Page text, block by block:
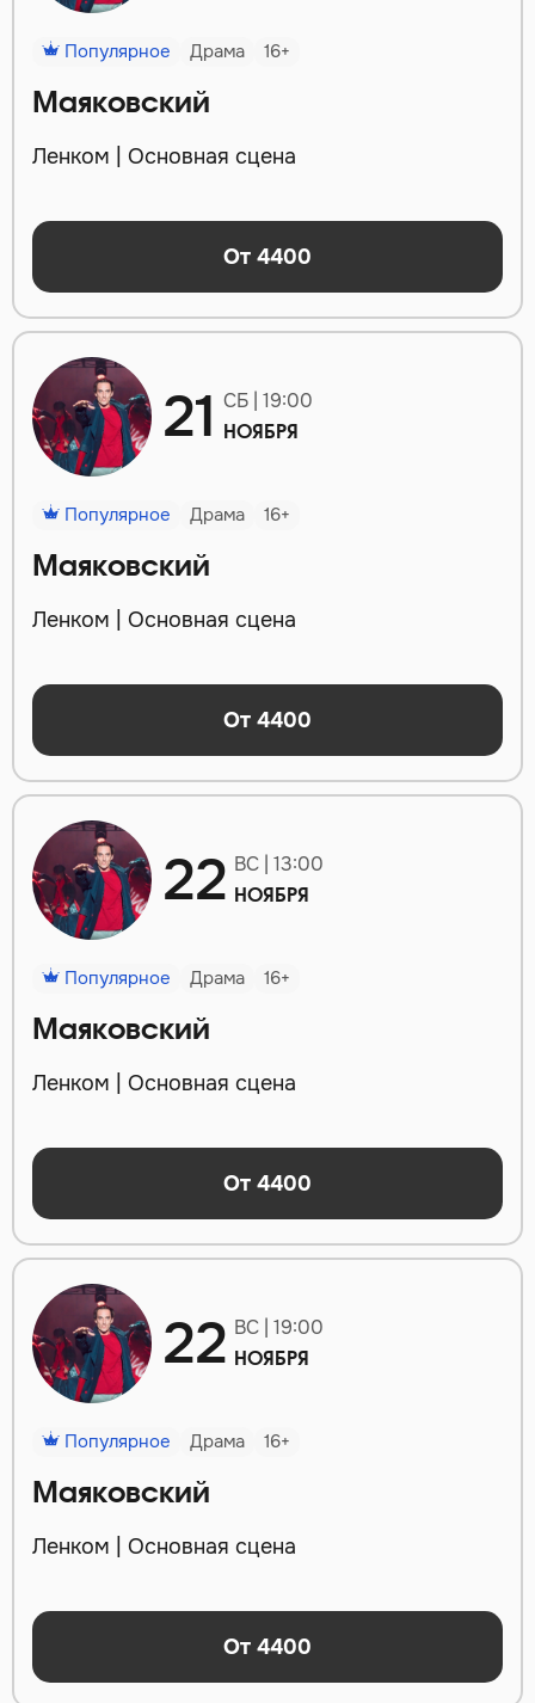
Популярное Драма 16+
Маяковский
Ленком | Основная сцена
От 4400
21 СБ | 19:00
НОЯБРЯ
Популярное Драма 16+
Маяковский
Ленком | Основная сцена
От 4400
22 ВС | 13:00
НОЯБРЯ
Популярное Драма 16+
Маяковский
Ленком | Основная сцена
От 4400
22 ВС | 19:00
НОЯБРЯ
Популярное Драма 16+
Маяковский
Ленком | Основная сцена
От 4400